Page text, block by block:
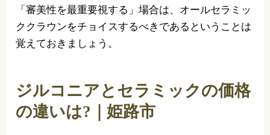
「審美性を最重要視する」場合は、オールセラミッ
ククラウンをチョイスするべきであるということは
覚えておきましょう。
ジルコニアとセラミックの価格
の違いは?｜姫路市